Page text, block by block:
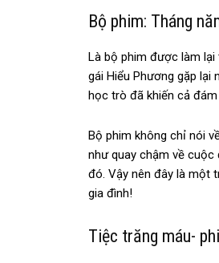
Bộ phim: Tháng
Là bộ phim được làm lại
gái Hiểu Phương gặp
học trò đã khiến cả
Bộ phim không chỉ nói
như quay chậm về
đó. Vậy nên đây là một
gia đình!
Tiệc trăng máu-